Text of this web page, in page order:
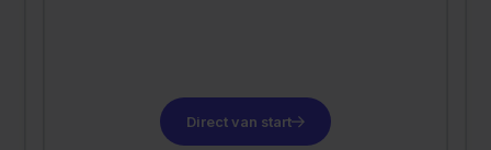
Direct van start